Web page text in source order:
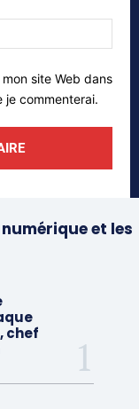
web:
site Web dans
je commenterai.
et les
chef